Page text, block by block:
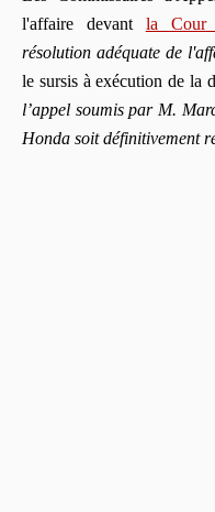
l'affaire devant la Cour
résolution adéquate de
le sursis à exécution de la
l’appel soumis par M.
Honda soit définitivement